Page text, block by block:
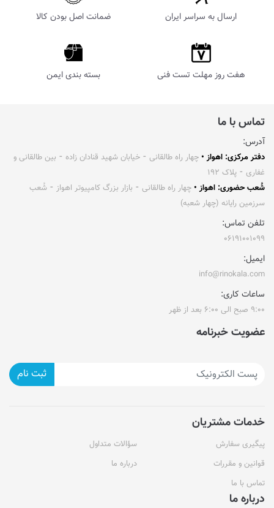
ارسال به سراسر ایران ضمانت اصل بودن کالا
هفت روز مهلت تست فنی بسته بندی ایمن
تماس با ما
آدرس:
دفتر مرکزی: اهواز • چهار راه طالقانی ⁃ خیابان شهید قنادان زاده ⁃ بین طالقانی و
غفاری ⁃ پلاک ۱۹۲
شُعب حضوری: اهواز • چهار راه طالقانی ⁃ بازار بزرگ کامپیوتر اهواز ⁃ شُعب
سرزمین رایانه (چهار شعبه)
تلفن تماس:
۰۶۱۹۱۰۰۱۰۹۹
ایمیل:
info@rinokala.com
ساعات کاری:
۹:۰۰ صبح الی ۶:۰۰ بعد از ظهر
عضویت خبرنامه
ثبت نام
خدمات مشتریان
پیگیری سفارش
سؤالات متداول
قوانین و مقررات
درباره ما
تماس با ما
درباره ما